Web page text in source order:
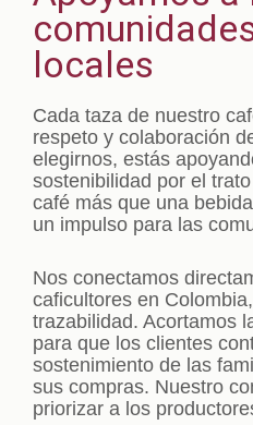
locales
Cada taza de nuestro
respeto y colaboración
elegirnos, estás
sostenibilidad por el
café más que una
un impulso para las
Nos conectamos
caficultores en
trazabilidad. Acortamos
para que los clientes
sostenimiento de las
sus compras. Nuestro
priorizar a los